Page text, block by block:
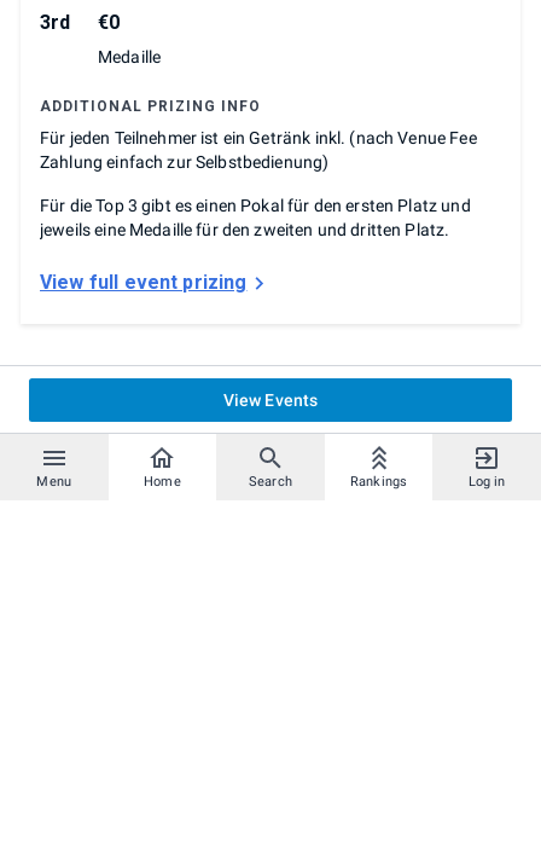
Menu Home Search Rankings Log in
3rd €0
Medaille
ADDITIONAL PRIZING INFO
Für jeden Teilnehmer ist ein Getränk inkl. (nach Venue Fee
Zahlung einfach zur Selbstbedienung)
Für die Top 3 gibt es einen Pokal für den ersten Platz und
jeweils eine Medaille für den zweiten und dritten Platz.
View full event prizing
View Events